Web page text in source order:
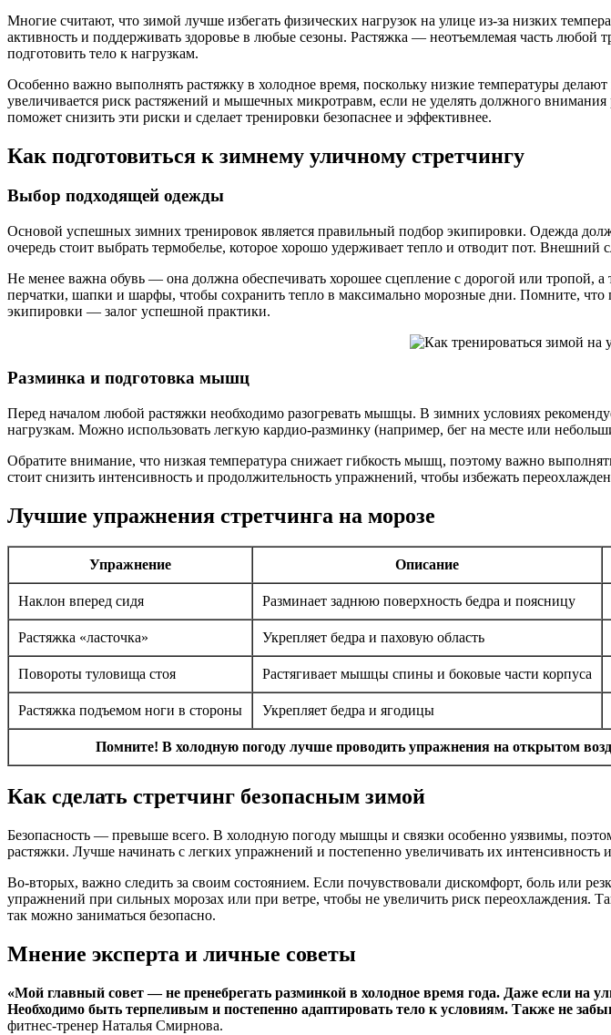
Многие считают, что зимой лучше избегать физических нагрузок на улице из-за низких
активность и поддерживать здоровье в любые сезоны. Растяжка — неотъемлемая часть любой
подготовить тело к нагрузкам.
Особенно важно выполнять растяжку в холодное время, поскольку низкие температуры
увеличивается риск растяжений и мышечных микротравм, если не уделять должного
поможет снизить эти риски и сделает тренировки безопаснее и эффективнее.
Как подготовиться к зимнему уличному стретчингу
Выбор подходящей одежды
Основой успешных зимних тренировок является правильный подбор экипировки. Одежда
очередь стоит выбрать термобелье, которое хорошо удерживает тепло и отводит пот.
Не менее важна обувь — она должна обеспечивать хорошее сцепление с дорогой или тропой,
перчатки, шапки и шарфы, чтобы сохранить тепло в максимально морозные дни. Помните,
экипировки — залог успешной практики.
Разминка и подготовка мышц
Перед началом любой растяжки необходимо разогревать мышцы. В зимних условиях
нагрузкам. Можно использовать легкую кардио-разминку (например, бег на месте или
Обратите внимание, что низкая температура снижает гибкость мышц, поэтому важно
стоит снизить интенсивность и продолжительность упражнений, чтобы избежать
Лучшие упражнения стретчинга на морозе
Упражнение Описание
Наклон вперед сидя Разминает заднюю поверхность бедра и поясницу
Растяжка «ласточка» Укрепляет бедра и паховую область
Повороты туловища стоя Растягивает мышцы спины и боковые части корпуса
Растяжка подъемом ноги в стороны Укрепляет бедра и ягодицы
Помните! В холодную погоду лучше проводить упражнения на открытом
Как сделать стретчинг безопасным зимой
Безопасность — превыше всего. В холодную погоду мышцы и связки особенно уязвимы,
растяжки. Лучше начинать с легких упражнений и постепенно увеличивать их интенсивность
Во-вторых, важно следить за своим состоянием. Если почувствовали дискомфорт, боль или
упражнений при сильных морозах или при ветре, чтобы не увеличить риск переохлаждения.
так можно заниматься безопасно.
Мнение эксперта и личные советы
«Мой главный совет — не пренебрегать разминкой в холодное время года. Даже если на
Необходимо быть терпеливым и постепенно адаптировать тело к условиям. Также не
фитнес-тренер Наталья Смирнова.